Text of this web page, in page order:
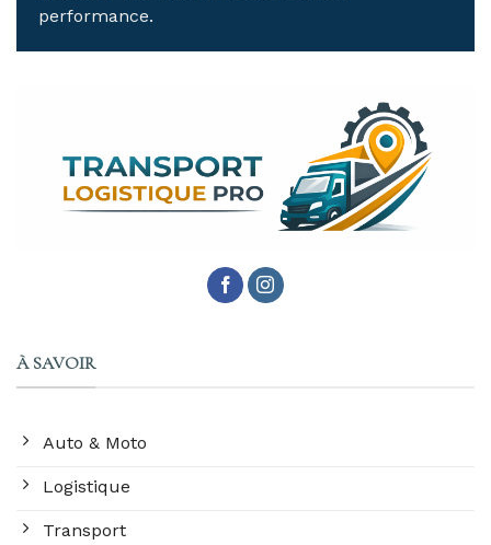
performance.
À SAVOIR
Auto & Moto
Logistique
Transport